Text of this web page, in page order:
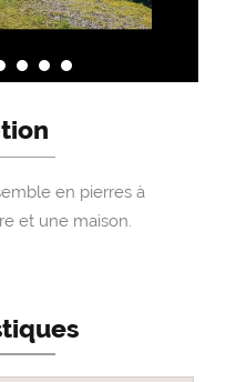
en pierres à
et une maison.